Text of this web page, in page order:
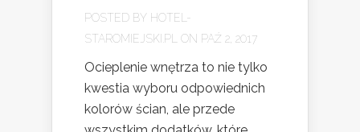
POSTED BY HOTEL-
STAROMIEJSKI.PL
ON PAŹ 2, 2017
Ocieplenie wnętrza to nie tylko
kwestia wyboru odpowiednich
kolorów ścian, ale przede